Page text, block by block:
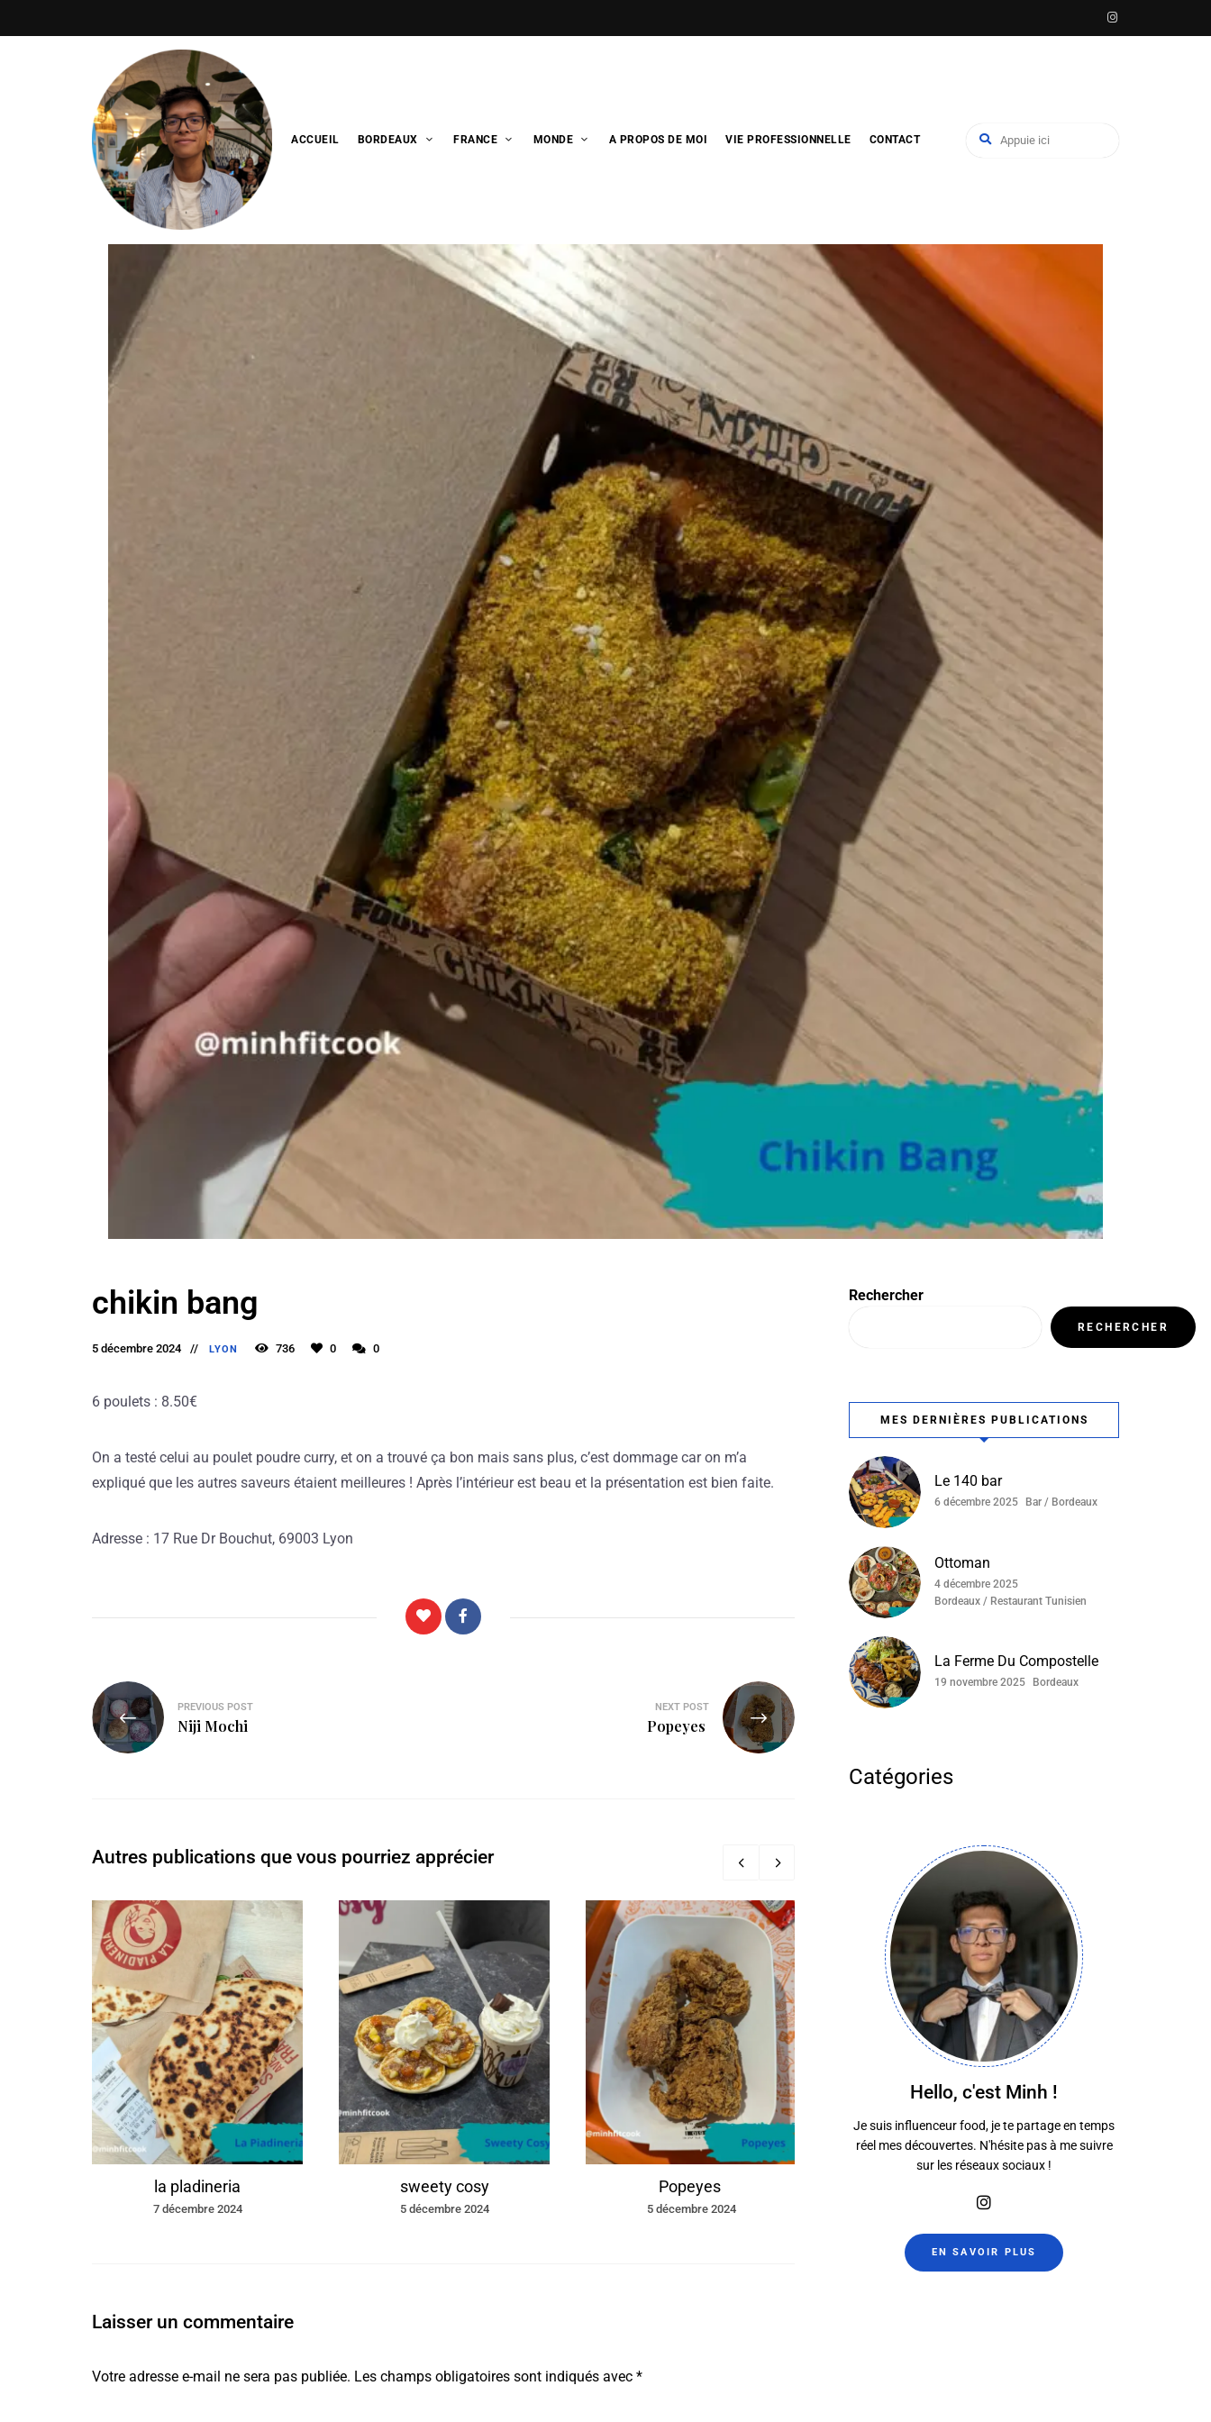
Blog de
minhfitcook
ACCUEIL BORDEAUX FRANCE MONDE A PROPOS DE MOI VIE PROFESSIONNELLE CONTACT
chikin bang
5 décembre 2024 LYON 736 0 0
6 poulets : 8.50€
On a testé celui au poulet poudre curry, et on a trouvé ça bon mais sans plus, c’est dommage car on m’a
expliqué que les autres saveurs étaient meilleures ! Après l’intérieur est beau et la présentation est bien faite.
Adresse : 17 Rue Dr Bouchut, 69003 Lyon
PREVIOUS POST
Niji Mochi
NEXT POST
Popeyes
Autres publications que vous pourriez apprécier
la pladineria
7 décembre 2024
sweety cosy
5 décembre 2024
Popeyes
5 décembre 2024 7 décembre 2024
Laisser un commentaire
Votre adresse e-mail ne sera pas publiée. Les champs obligatoires sont indiqués avec *
Rechercher
RECHERCHER
MES DERNIÈRES PUBLICATIONS
Le 140 bar
6 décembre 2025 Bar / Bordeaux
Ottoman
4 décembre 2025
Bordeaux / Restaurant Tunisien
La Ferme Du Compostelle
19 novembre 2025 Bordeaux
Catégories
Hello, c'est Minh !
Je suis influenceur food, je te partage en temps
réel mes découvertes. N'hésite pas à me suivre
sur les réseaux sociaux !
EN SAVOIR PLUS